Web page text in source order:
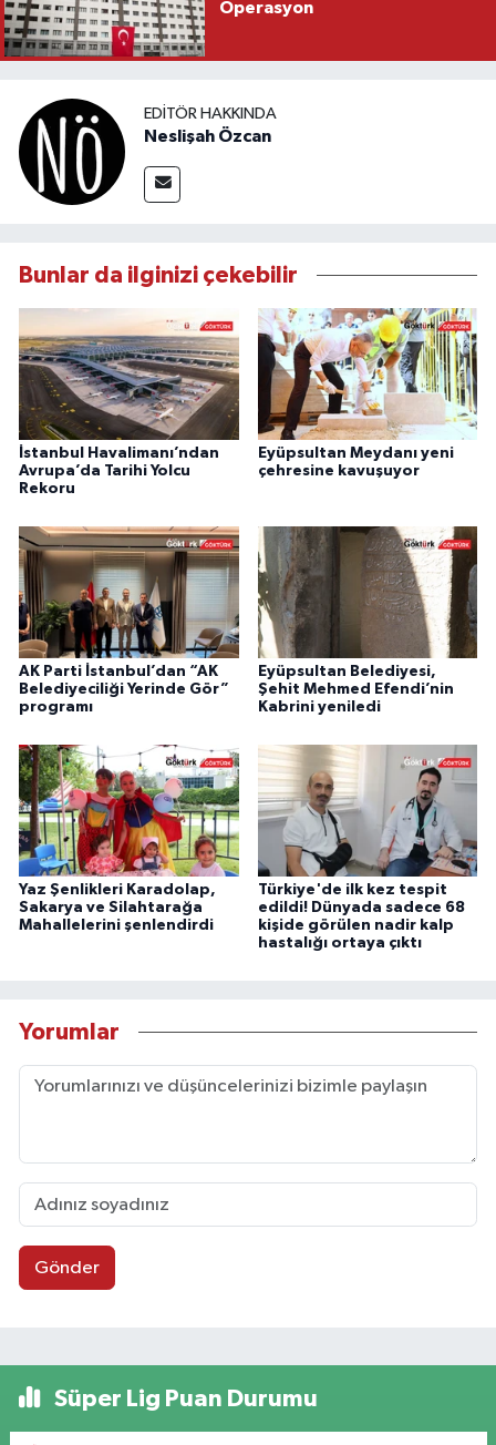
Operasyon
EDITÖR HAKKINDA
Neslişah Özcan
Bunlar da ilginizi çekebilir
İstanbul Havalimanı’ndan
Avrupa’da Tarihi Yolcu
Rekoru
Eyüpsultan Meydanı yeni
çehresine kavuşuyor
AK Parti İstanbul’dan “AK
Belediyeciliği Yerinde Gör”
programı
Eyüpsultan Belediyesi,
Şehit Mehmed Efendi’nin
Kabrini yeniledi
Yaz Şenlikleri Karadolap,
Sakarya ve Silahtarağa
Mahallelerini şenlendirdi
Türkiye'de ilk kez tespit
edildi! Dünyada sadece 68
kişide görülen nadir kalp
hastalığı ortaya çıktı
Yorumlar
Gönder
Süper Lig Puan Durumu